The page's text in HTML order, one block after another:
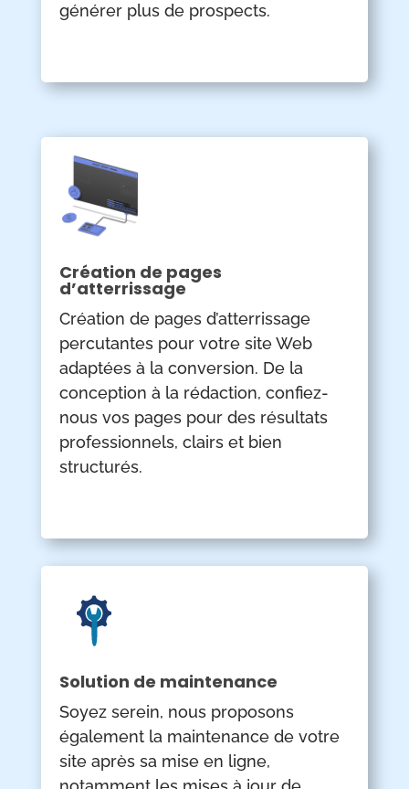
générer plus de prospects.
Création de pages
d’atterrissage
Création de pages d’atterrissage
percutantes pour votre site Web
adaptées à la conversion. De la
conception à la rédaction, confiez-
nous vos pages pour des résultats
professionnels, clairs et bien
structurés.
Solution de maintenance
Soyez serein, nous proposons
également la maintenance de votre
site après sa mise en ligne,